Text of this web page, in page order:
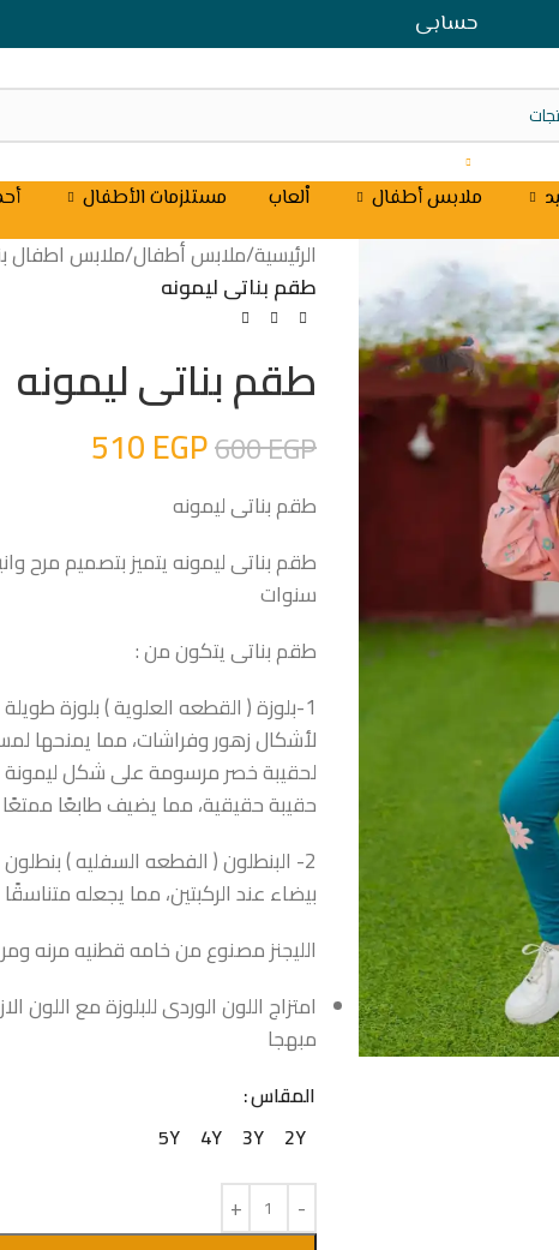
حسابى
ملابس أطفال اْلعاب مستلزمات الأطفال
الرئيسية/ملابس أطفال/ملابس اطفال
طقم بناتى ليمونه
طقم بناتى ليمونه
600EGP
510EGP
طقم بناتى ليمونه
طقم بناتى ليمونه يتميز بتصميم
سنوات
طقم بناتى يتكون من :
1-بلوزة ( القطعه العلوية ) بلوزة
لأشكال زهور وفراشات، مما يمنحها
لحقيبة خصر مرسومة على شكل ليمونة
حقيبة حقيقية، مما يضيف طابعًا ممتعًا
2- البنطلون ( الفطعه السفليه ) بنطلون
بيضاء عند الركبتين، مما يجعله
الليجنز مصنوع من خامه قطنيه مرنه
امتزاج اللون الوردى للبلوزة مع اللون
مبهجا
المقاس
2Y
3Y
4Y
5Y